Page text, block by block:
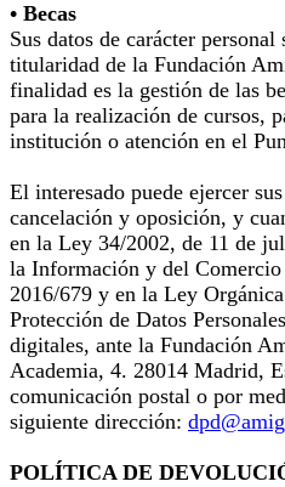
• Becas
Sus datos de carácter
titularidad de la Fundación
finalidad es la gestión de las
para la realización de cursos,
institución o atención en el
El interesado puede ejercer
cancelación y oposición, y
en la Ley 34/2002, de 11 de
la Información y del
2016/679 y en la Ley
Protección de Datos
digitales, ante la Fundación
Academia, 4. 28014 Madrid,
comunicación postal o por
siguiente dirección:
POLÍTICA DE